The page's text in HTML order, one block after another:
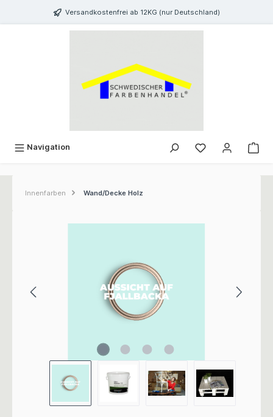
springen Versandkostenfrei ab 12KG (nur Deutschland)
Navigation
Innenfarben Wand/Decke Holz